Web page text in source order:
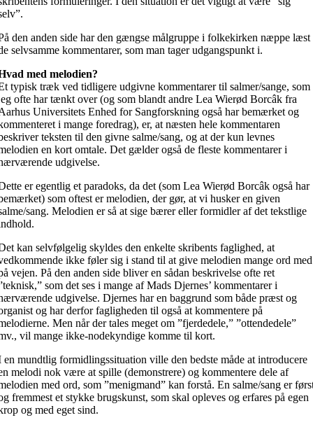
den anden side har den gængse målgruppe i folkekirken næppe læst
selvsamme kommentarer, som man tager udgangspunkt i.
med melodien?
typisk træk ved tidligere udgivne kommentarer til salmer/sange, som
ofte har tænkt over (og som blandt andre Lea Wierød Borcâk fra
Universitets Enhed for Sangforskning også har bemærket og
i mange foredrag), er, at næsten hele kommentaren
teksten til den givne salme/sang, og at der kun levnes
en kort omtale. Det gælder også de fleste kommentarer i
udgivelse.
er egentlig et paradoks, da det (som Lea Wierød Borcâk også har
som oftest er melodien, der gør, at vi husker en given
sang. Melodien er så at sige bærer eller formidler af det tekstlige
kan selvfølgelig skyldes den enkelte skribents faglighed, at
ikke føler sig i stand til at give melodien mange ord med
vejen. På den anden side bliver en sådan beskrivelse ofte ret
som det ses i mange af Mads Djernes’ kommentarer i
udgivelse. Djernes har en baggrund som både præst og
og har derfor fagligheden til også at kommentere på
Men når der tales meget om ”fjerdedele,” ”ottendedele”
vil mange ikke-nodekyndige komme til kort.
en mundtlig formidlingssituation ville den bedste måde at introducere
melodi nok være at spille (demonstrere) og kommentere dele af
med ord, som ”menigmand” kan forstå. En salme/sang er
fremmest et stykke brugskunst, som skal opleves og erfares på egen
og med eget sind.